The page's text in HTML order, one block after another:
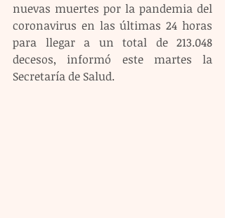
nuevas muertes por la pandemia del
coronavirus en las últimas 24 horas
para llegar a un total de 213.048
decesos, informó este martes la
Secretaría de Salud.